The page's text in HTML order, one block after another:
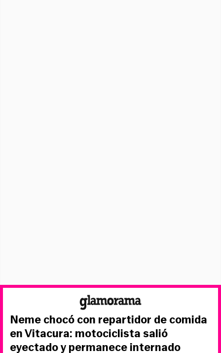
Neme chocó con repartidor de comida
en Vitacura: motociclista salió
eyectado y permanece internado